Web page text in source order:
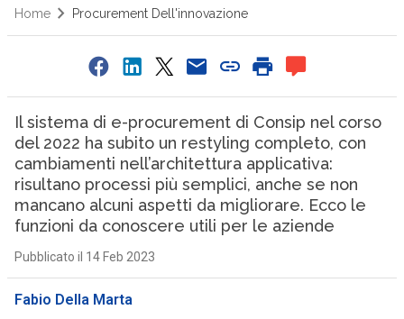
Home Procurement Dell'innovazione
Il sistema di e-procurement di Consip nel corso
del 2022 ha subito un restyling completo, con
cambiamenti nell’architettura applicativa:
risultano processi più semplici, anche se non
mancano alcuni aspetti da migliorare. Ecco le
funzioni da conoscere utili per le aziende
Pubblicato il 14 Feb 2023
Fabio Della Marta